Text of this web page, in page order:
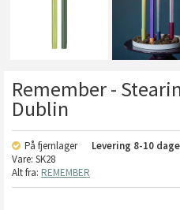
Remember -
Dublin
På fjernlager Levering 8-10 dage
Vare: SK28
Alt fra: REMEMBER